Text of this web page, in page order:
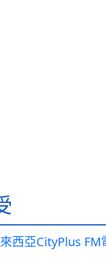
西亞CityPlus FM